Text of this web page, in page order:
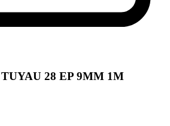
28 EP 9MM 1M